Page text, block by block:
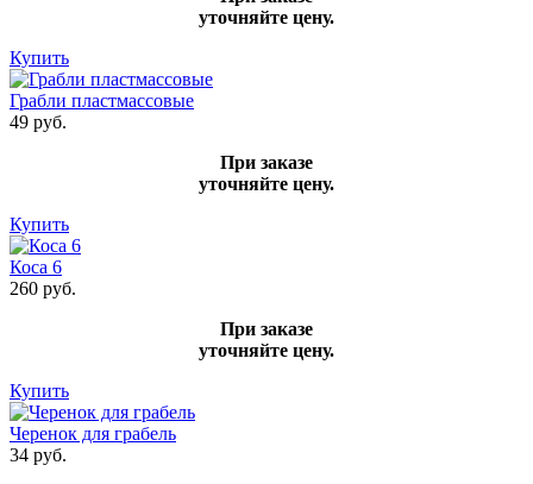
уточняйте цену.
Купить
Грабли пластмассовые
49 руб.
При заказе
уточняйте цену.
Купить
Коса 6
260 руб.
При заказе
уточняйте цену.
Купить
Черенок для грабель
34 руб.